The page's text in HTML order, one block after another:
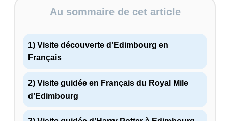
Au sommaire de cet article
1) Visite découverte d’Edimbourg en
Français
2) Visite guidée en Français du Royal Mile
d’Edimbourg